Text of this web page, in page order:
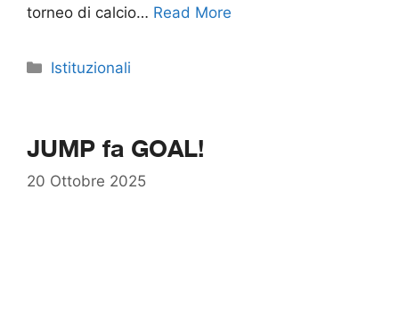
torneo di calcio… Read More
Categorie
Istituzionali
JUMP fa GOAL!
20 Ottobre 2025